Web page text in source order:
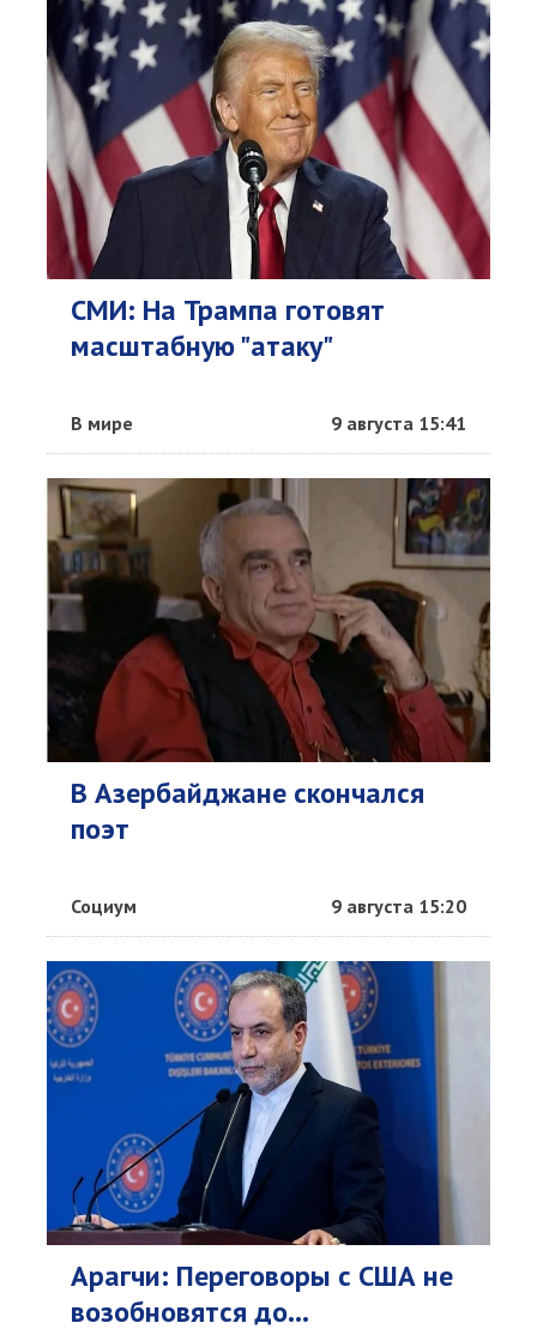
СМИ: На Трампа готовят
масштабную "атаку"
В мире 9 августа 15:41
В Азербайджане скончался
поэт
Социум 9 августа 15:20
Арагчи: Переговоры с США не
возобновятся до...